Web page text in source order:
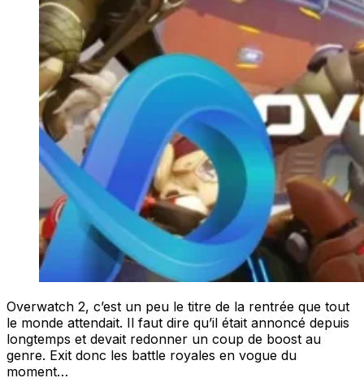
Overwatch 2, c’est un peu le titre de la rentrée que tout
le monde attendait. Il faut dire qu’il était annoncé depuis
longtemps et devait redonner un coup de boost au
genre. Exit donc les battle royales en vogue du
moment…